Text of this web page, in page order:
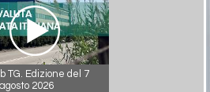
TG. Edizione del 7
agosto 2026